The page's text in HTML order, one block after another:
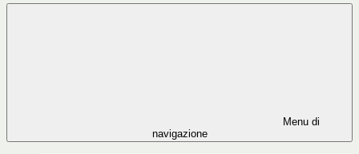
Menu di
navigazione